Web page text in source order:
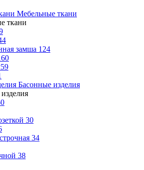
Мебельные ткани
ткани
замша 124
Басонные изделия
30
34
38